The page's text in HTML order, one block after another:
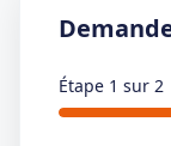
Étape 1 sur 2